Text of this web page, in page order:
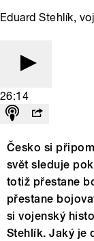
Eduard Stehlík,
26:14
Česko si
svět sleduje
totiž přestane
přestane
si vojenský
Stehlík. Jaký je